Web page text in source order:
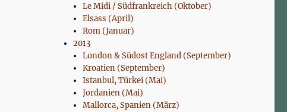
Le Midi / Südfrankreich (Oktober)
Elsass (April)
Rom (Januar)
2013
London & Südost England (September)
Kroatien (September)
Istanbul, Türkei (Mai)
Jordanien (Mai)
Mallorca, Spanien (März)